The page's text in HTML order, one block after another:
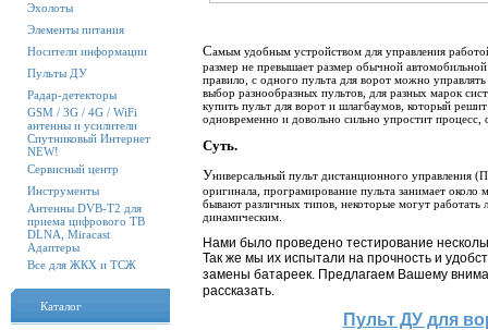
Эхолоты
Элементы питания
Носители информации
Пульты ДУ
Радар-детекторы
GSM / 3G / 4G / WiFi
антенны и усилители
Спутниковый Интернет
NEW!
Сервисный центр
Инструменты
Антенны DVB-T2 для
приема цифрового ТВ
DLNA, Miracast
Адаптеры
Все для ЖКХ и ТСЖ
Каталог
Самым удобным устройством для управления
размер не превышает размер обычной
правило, с одного пульта для ворот можно
выбор разнообразных пультов, для разных марок
купить пульт для ворот и шлагбаумов, который
одновременно и довольно сильно упростит
Суть.
Универсальный пульт дистанционного управления
оригинала, програмирование пульта занимает
бывают различных типов, некоторые могут
динамическим.
Нами было проведено тестирование
Так же мы их испытали на прочность и
замены батареек. Предлагаем Вашему
рассказать.
Пульт ДУ для